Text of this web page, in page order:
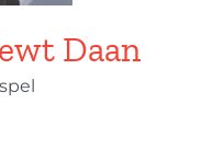
Daan